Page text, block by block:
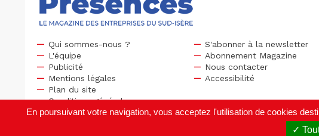
Qui sommes-nous ?
L'équipe
Publicité
S'abonner à la newsletter
Abonnement Magazine
Nous contacter
Mentions légales
Plan du site
Conditions générales
Accessibilité
En poursuivant votre navigation, vous acceptez l'utilisation de cookies